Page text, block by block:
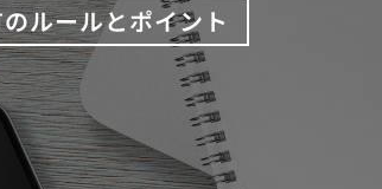
ルールとポイント